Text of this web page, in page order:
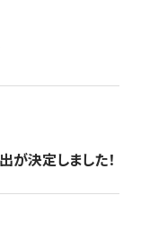
が決定しました！